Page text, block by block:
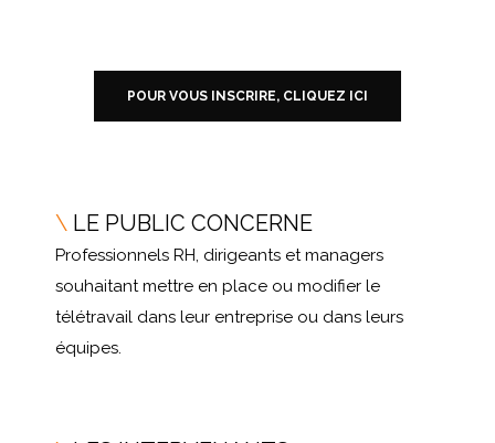
POUR VOUS INSCRIRE, CLIQUEZ ICI
\ LE PUBLIC CONCERNE
Professionnels RH, dirigeants et managers
souhaitant mettre en place ou modifier le
télétravail dans leur entreprise ou dans leurs
équipes.